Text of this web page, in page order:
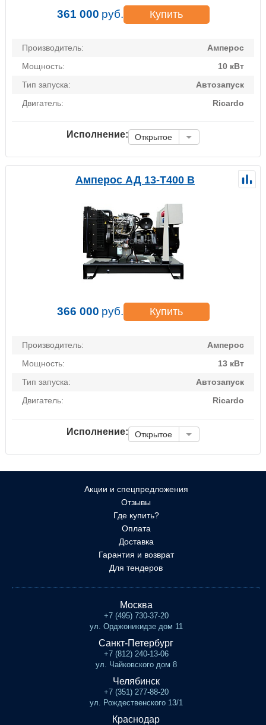
361 000 руб. Купить
Производитель:
Амперос
Мощность:
10 кВт
Тип запуска:
Автозапуск
Двигатель:
Ricardo
Исполнение: Открытое
Амперос АД 13-Т400 B
366 000 руб. Купить
Производитель:
Амперос
Мощность:
13 кВт
Тип запуска:
Автозапуск
Двигатель:
Ricardo
Исполнение: Открытое
Акции и спецпредложения
Отзывы
Где купить?
Оплата
Доставка
Гарантия и возврат
Для тендеров
Москва
+7 (495) 730-37-20
ул. Орджоникидзе дом 11
Санкт-Петербург
+7 (812) 240-13-06
ул. Чайковского дом 8
Челябинск
+7 (351) 277-88-20
ул. Рождественского 13/1
Краснодар